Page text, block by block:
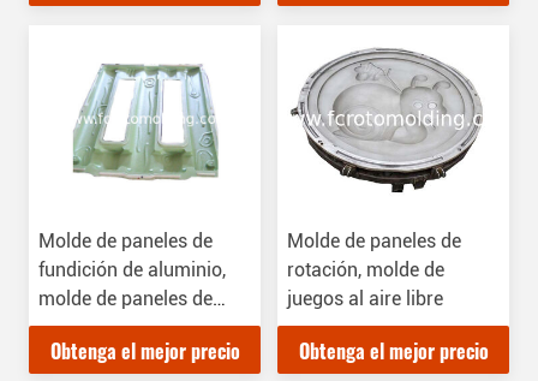
Molde de paneles de
fundición de aluminio,
molde de paneles de
rotación
Obtenga el mejor precio
Molde de paneles de
rotación, molde de
juegos al aire libre
Obtenga el mejor precio